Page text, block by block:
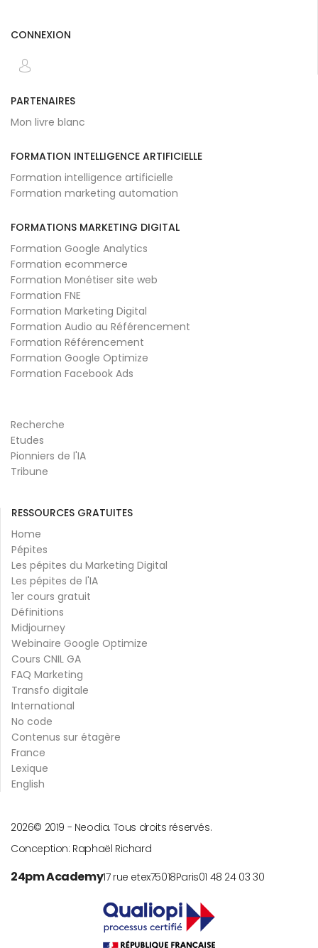
CONNEXION
PARTENAIRES
Mon livre blanc
FORMATION INTELLIGENCE ARTIFICIELLE
Formation intelligence artificielle
Formation marketing automation
FORMATIONS MARKETING DIGITAL
Formation Google Analytics
Formation ecommerce
Formation Monétiser site web
Formation FNE
Formation Marketing Digital
Formation Audio au Référencement
Formation Référencement
Formation Google Optimize
Formation Facebook Ads
Recherche
Etudes
Pionniers de l'IA
Tribune
RESSOURCES GRATUITES
Home
Pépites
Les pépites du Marketing Digital
Les pépites de l'IA
1er cours gratuit
Définitions
Midjourney
Webinaire Google Optimize
Cours CNIL GA
FAQ Marketing
Transfo digitale
International
No code
Contenus sur étagère
France
Lexique
English
© 2019 -
2026
Neodia. Tous droits réservés.
Conception: Raphaël Richard
24pm Academy17 rue etex75018Paris01 48 24 03 30